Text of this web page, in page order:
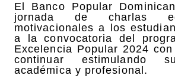
El Banco Popular
jornada de charlas
motivacionales a los
a la convocatoria del
Excelencia Popular 2024
continuar estimulando
académica y profesional.